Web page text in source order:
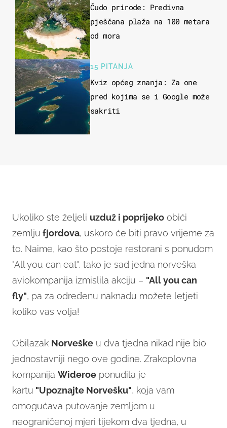
Čudo prirode: Predivna
pješčana plaža na 100 metara
od mora
15 PITANJA
Kviz općeg znanja: Za one
pred kojima se i Google može
sakriti
Ukoliko ste željeli uzduž i poprijeko obići
zemlju fjordova, uskoro će biti pravo vrijeme za
to. Naime, kao što postoje restorani s ponudom
"All you can eat", tako je sad jedna norveška
aviokompanija izmislila akciju – "All you can
fly", pa za određenu naknadu možete letjeti
koliko vas volja!
Obilazak Norveške u dva tjedna nikad nije bio
jednostavniji nego ove godine. Zrakoplovna
kompanija Wideroe ponudila je
kartu "Upoznajte Norvešku", koja vam
omogućava putovanje zemljom u
neograničenoj mjeri tijekom dva tjedna, u